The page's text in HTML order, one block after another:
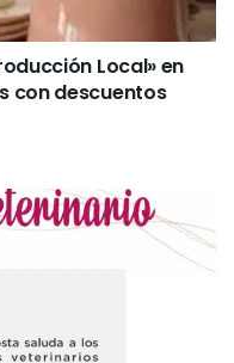
Local» en
con descuentos